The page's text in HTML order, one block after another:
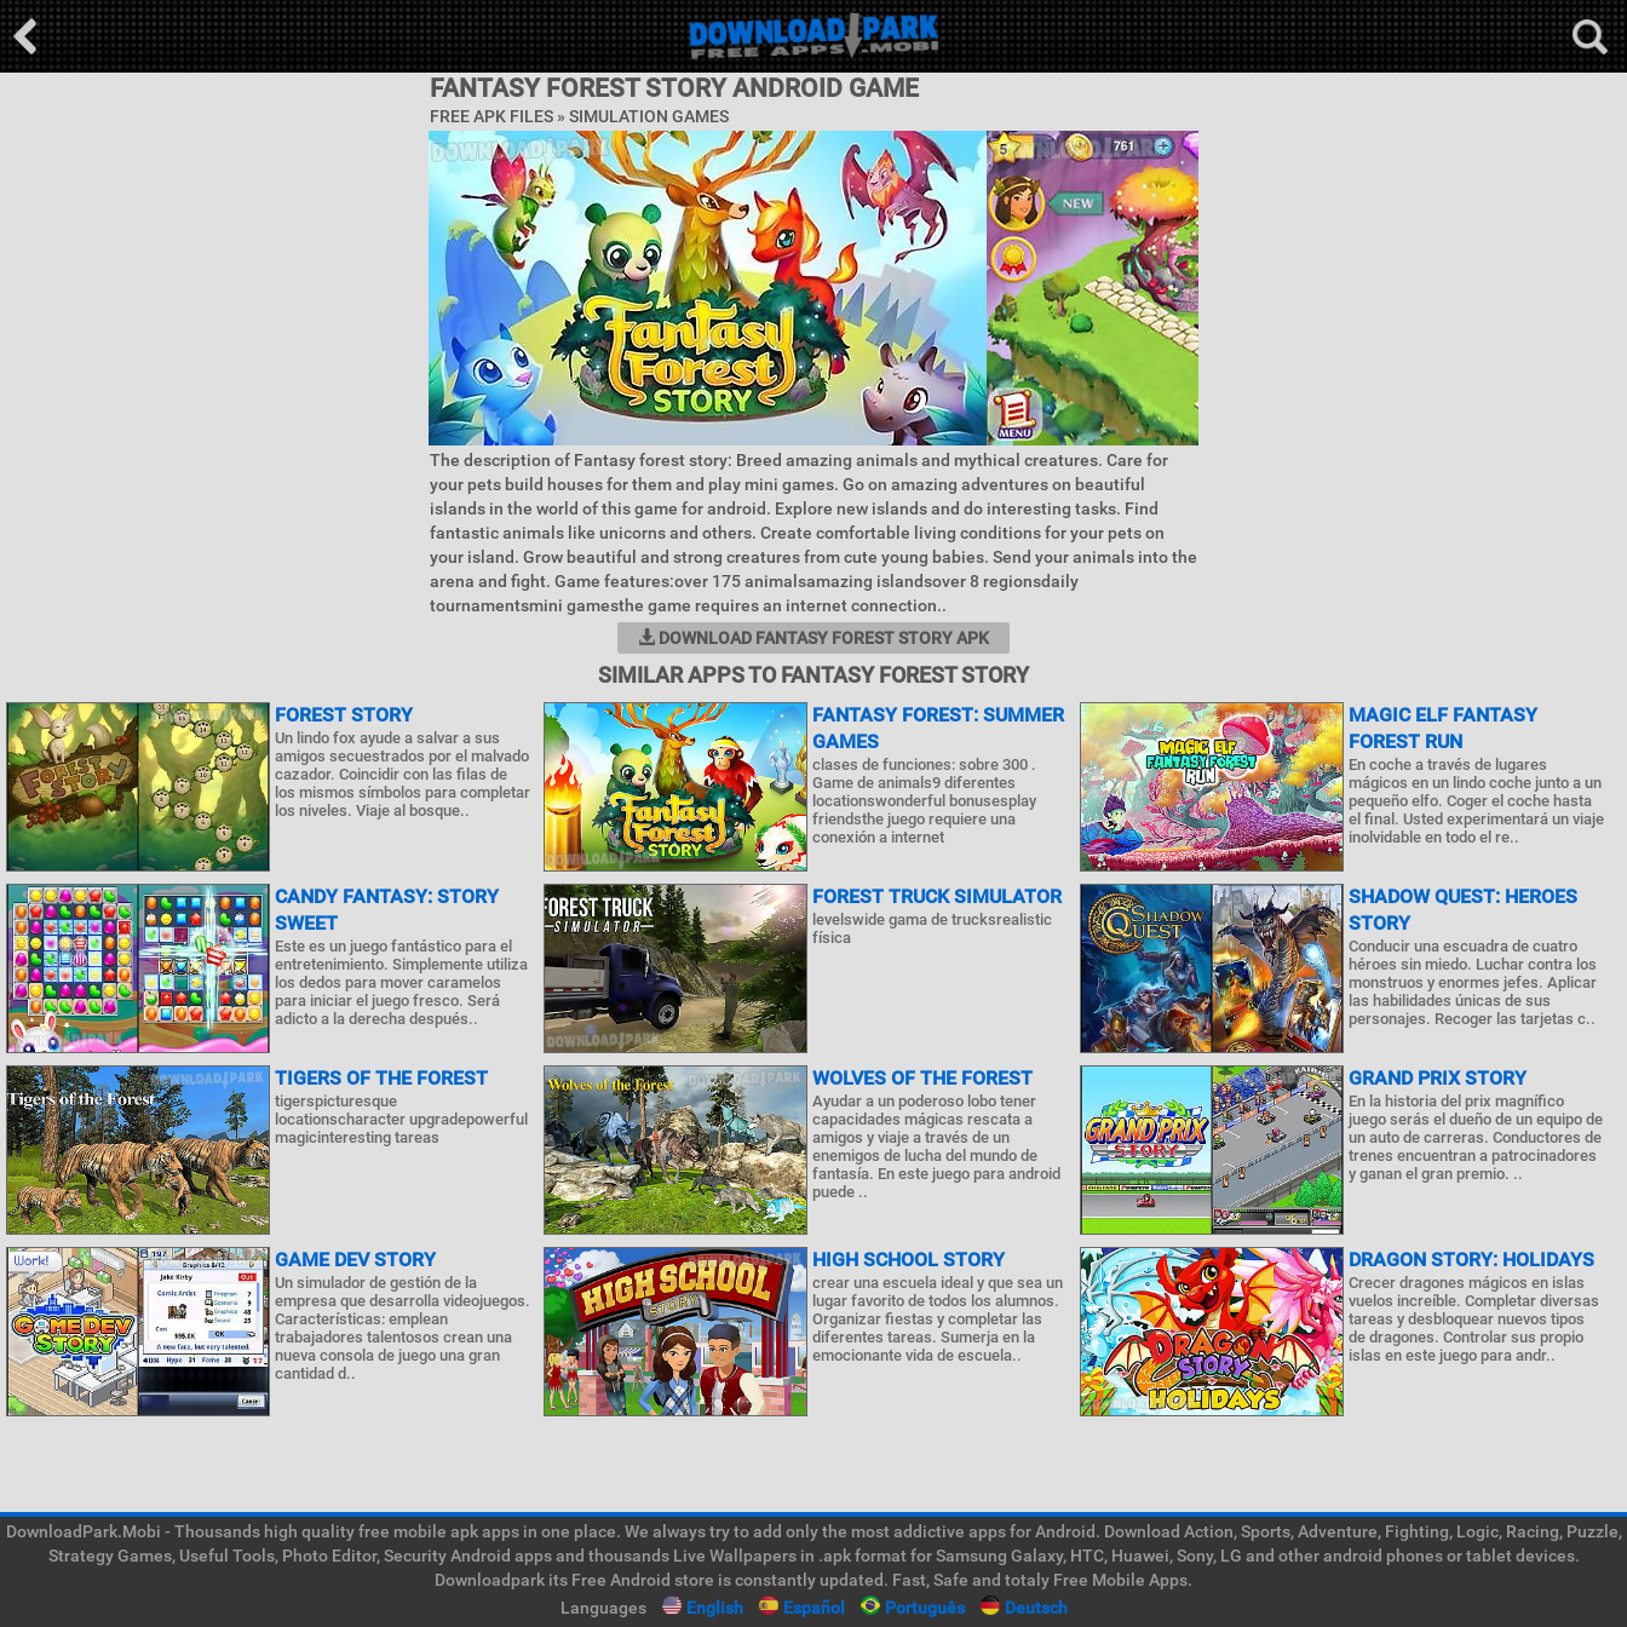
FANTASY FOREST STORY ANDROID GAME
FREE APK FILES » SIMULATION GAMES
The description of Fantasy forest story: Breed amazing animals and mythical creatures. Care for
your pets build houses for them and play mini games. Go on amazing adventures on beautiful
islands in the world of this game for android. Explore new islands and do interesting tasks. Find
fantastic animals like unicorns and others. Create comfortable living conditions for your pets on
your island. Grow beautiful and strong creatures from cute young babies. Send your animals into the
arena and fight. Game features:over 175 animalsamazing islandsover 8 regionsdaily
tournamentsmini gamesthe game requires an internet connection..
DOWNLOAD FANTASY FOREST STORY APK
SIMILAR APPS TO FANTASY FOREST STORY
FOREST STORY
Un lindo fox ayude a salvar a sus
amigos secuestrados por el malvado
cazador. Coincidir con las filas de
los mismos símbolos para completar
los niveles. Viaje al bosque..
FANTASY FOREST: SUMMER
GAMES
clases de funciones: sobre 300 .
Game de animals9 diferentes
locationswonderful bonusesplay
friendsthe juego requiere una
conexión a internet
MAGIC ELF FANTASY
FOREST RUN
En coche a través de lugares
mágicos en un lindo coche junto a un
pequeño elfo. Coger el coche hasta
el final. Usted experimentará un viaje
inolvidable en todo el re..
CANDY FANTASY: STORY
SWEET
Este es un juego fantástico para el
entretenimiento. Simplemente utiliza
los dedos para mover caramelos
para iniciar el juego fresco. Será
adicto a la derecha después..
FOREST TRUCK SIMULATOR
levelswide gama de trucksrealistic
física
SHADOW QUEST: HEROES
STORY
Conducir una escuadra de cuatro
héroes sin miedo. Luchar contra los
monstruos y enormes jefes. Aplicar
las habilidades únicas de sus
personajes. Recoger las tarjetas c..
TIGERS OF THE FOREST
tigerspicturesque
locationscharacter upgradepowerful
magicinteresting tareas
WOLVES OF THE FOREST
Ayudar a un poderoso lobo tener
capacidades mágicas rescata a
amigos y viaje a través de un
enemigos de lucha del mundo de
fantasía. En este juego para android
puede ..
GRAND PRIX STORY
En la historia del prix magnífico
juego serás el dueño de un equipo de
un auto de carreras. Conductores de
trenes encuentran a patrocinadores
y ganan el gran premio. ..
GAME DEV STORY
Un simulador de gestión de la
empresa que desarrolla videojuegos.
Características: emplean
trabajadores talentosos crean una
nueva consola de juego una gran
cantidad d..
HIGH SCHOOL STORY
crear una escuela ideal y que sea un
lugar favorito de todos los alumnos.
Organizar fiestas y completar las
diferentes tareas. Sumerja en la
emocionante vida de escuela..
DRAGON STORY: HOLIDAYS
Crecer dragones mágicos en islas
vuelos increíble. Completar diversas
tareas y desbloquear nuevos tipos
de dragones. Controlar sus propio
islas en este juego para andr..
DownloadPark.Mobi - Thousands high quality free mobile apk apps in one place. We always try to add only the most addictive apps for Android. Download Action, Sports, Adventure, Fighting, Logic, Racing, Puzzle,
Strategy Games, Useful Tools, Photo Editor, Security Android apps and thousands Live Wallpapers in .apk format for Samsung Galaxy, HTC, Huawei, Sony, LG and other android phones or tablet devices.
Downloadpark its Free Android store is constantly updated. Fast, Safe and totaly Free Mobile Apps.
Languages
English Español Português
Deutsch